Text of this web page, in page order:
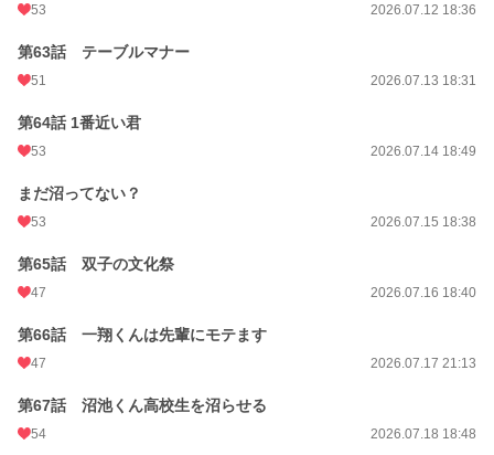
53 2026.07.12 18:36
第63話 テーブルマナー
51 2026.07.13 18:31
第64話 1番近い君
53 2026.07.14 18:49
まだ沼ってない？
53 2026.07.15 18:38
第65話 双子の文化祭
47 2026.07.16 18:40
第66話 一翔くんは先輩にモテます
47 2026.07.17 21:13
第67話 沼池くん高校生を沼らせる
54 2026.07.18 18:48